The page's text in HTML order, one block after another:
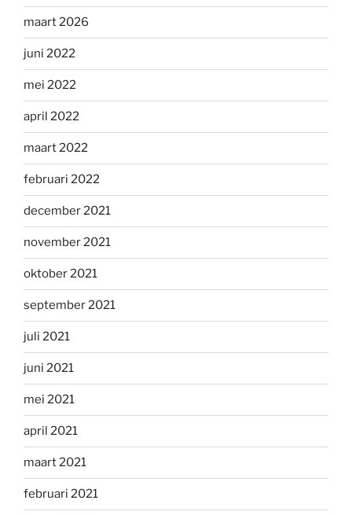
maart 2026
juni 2022
mei 2022
april 2022
maart 2022
februari 2022
december 2021
november 2021
oktober 2021
september 2021
juli 2021
juni 2021
mei 2021
april 2021
maart 2021
februari 2021